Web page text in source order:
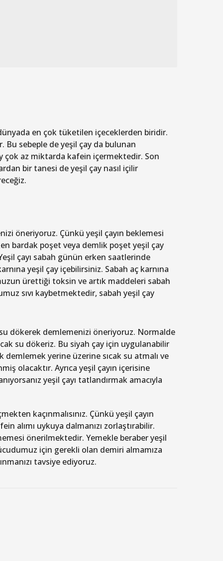
en çok tüketilen içeceklerden biridir.
sebeple de yeşil çay da bulunan
çok az miktarda kafein içermektedir. Son
bir tanesi de yeşil çay nasıl içilir
öneriyoruz. Çünkü yeşil çayın beklemesi
bardak poşet veya demlik poşet yeşil çay
çayı sabah günün erken saatlerinde
yeşil çay içebilirsiniz. Sabah aç karnına
ürettiği toksin ve artık maddeleri sabah
sıvı kaybetmektedir, sabah yeşil çay
dökerek demlemenizi öneriyoruz. Normalde
su dökeriz. Bu siyah çay için uygulanabilir
demlemek yerine üzerine sıcak su atmalı ve
olacaktır. Ayrıca yeşil çayın içerisine
yeşil çayı tatlandırmak amacıyla
kaçınmalısınız. Çünkü yeşil çayın
alımı uykuya dalmanızı zorlaştırabilir.
önerilmektedir. Yemekle beraber yeşil
için gerekli olan demiri almamıza
tavsiye ediyoruz.